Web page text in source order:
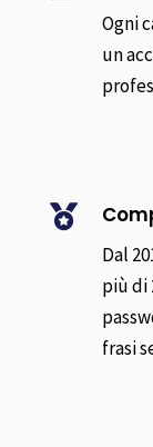
Ogni
un

Dal
più di
frasi